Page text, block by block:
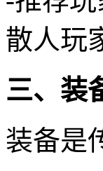
散人玩
三、装
装备是